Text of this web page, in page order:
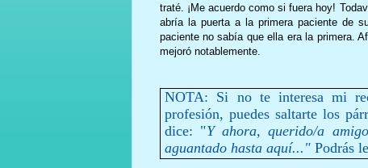
traté. ¡Me acuerdo como si fuera hoy!
abría la puerta a la primera paciente de
paciente no sabía que ella era la primera.
mejoró notablemente.
NOTA: Si no te interesa mi
profesión, puedes saltarte los
dice: "Y ahora, querido/a
aguantado hasta aquí..." Podrás